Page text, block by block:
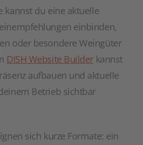
kannst du eine aktuelle
einbinden,
oder besondere Weingüter
DISH Website Builder kannst
aufbauen und aktuelle
Betrieb sichtbar
sich kurze Formate: ein